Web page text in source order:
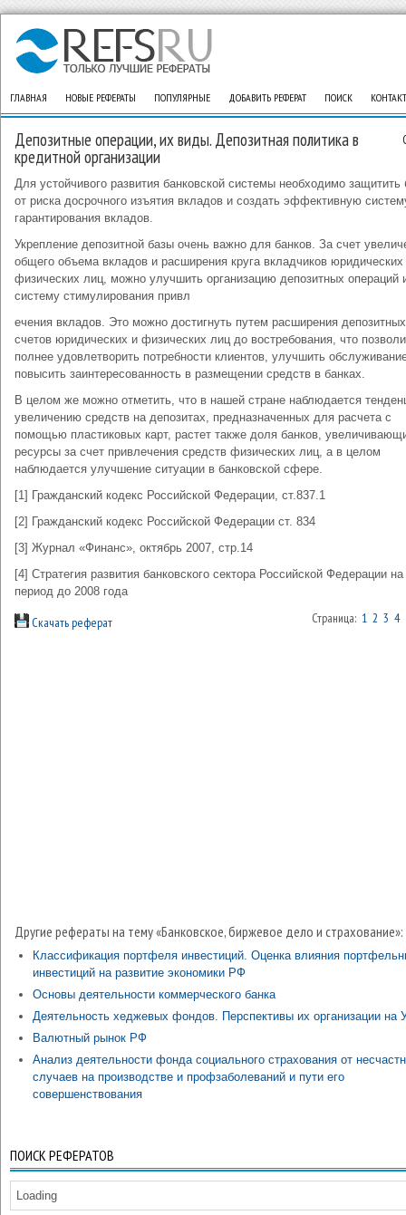
ГЛАВНАЯ НОВЫЕ РЕФЕРАТЫ ПОПУЛЯРНЫЕ ДОБАВИТЬ РЕФЕРАТ ПОИСК
Депозитные операции, их виды. Депозитная политика в
кредитной организации
Для устойчивого развития банковской системы необходимо защитить
от риска досрочного изъятия вкладов и создать эффективную
гарантирования вкладов.
Укрепление депозитной базы очень важно для банков. За счет
общего объема вкладов и расширения круга вкладчиков
физических лиц, можно улучшить организацию депозитных операций
систему стимулирования привл
ечения вкладов. Это можно достигнуть путем расширения депозитных
счетов юридических и физических лиц до востребования, что
полнее удовлетворить потребности клиентов, улучшить
повысить заинтересованность в размещении средств в банках.
В целом же можно отметить, что в нашей стране наблюдается
увеличению средств на депозитах, предназначенных для расчета с
помощью пластиковых карт, растет также доля банков,
ресурсы за счет привлечения средств физических лиц, а в целом
наблюдается улучшение ситуации в банковской сфере.
[1] Гражданский кодекс Российской Федерации, ст.837.1
[2] Гражданский кодекс Российской Федерации ст. 834
[3] Журнал «Финанс», октябрь 2007, стр.14
[4] Стратегия развития банковского сектора Российской Федерации на
период до 2008 года
Скачать реферат Страница: 1 2 3 4
Другие рефераты на тему «Банковское, биржевое дело и страхование»:
Классификация портфеля инвестиций. Оценка влияния
инвестиций на развитие экономики РФ
Основы деятельности коммерческого банка
Деятельность хеджевых фондов. Перспективы их организации на
Валютный рынок РФ
Анализ деятельности фонда социального страхования от
случаев на производстве и профзаболеваний и пути его
совершенствования
ПОИСК РЕФЕРАТОВ
Loading